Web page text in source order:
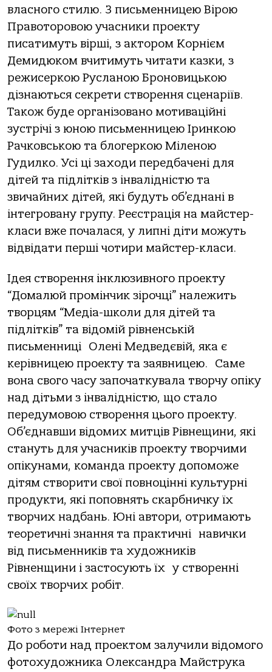
власного стилю. З письменницею Вірою
Правоторовою учасники проекту
писатимуть вірші, з актором Корнієм
Демидюком вчитимуть читати казки, з
режисеркою Русланою Броновицькою
дізнаються секрети створення сценаріїв.
Також буде організовано мотиваційні
зустрічі з юною письменницею Іринкою
Рачковською та блогеркою Міленою
Гудилко. Усі ці заходи передбачені для
дітей та підлітків з інвалідністю та
звичайних дітей, які будуть об’єднані в
інтегровану групу. Реєстрація на майстер-
класи вже почалася, у липні діти можуть
відвідати перші чотири майстер-класи.
Ідея створення інклюзивного проекту
“Домалюй промінчик зірочці” належить
творцям “Медіа-школи для дітей та
підлітків” та відомій рівненській
письменниці Олені Медведєвій, яка є
керівницею проекту та заявницею. Саме
вона свого часу започаткувала творчу опіку
над дітьми з інвалідністю, що стало
передумовою створення цього проекту.
Об’єднавши відомих митців Рівнещини, які
стануть для учасників проекту творчими
опікунами, команда проекту допоможе
дітям створити свої повноцінні культурні
продукти, які поповнять скарбничку їх
творчих надбань. Юні автори, отримають
теоретичні знання та практичні навички
від письменників та художників
Рівненщини і застосують їх у створенні
своїх творчих робіт.
Фото з мережі Інтернет
До роботи над проектом залучили відомого
фотохудожника Олександра Майструка